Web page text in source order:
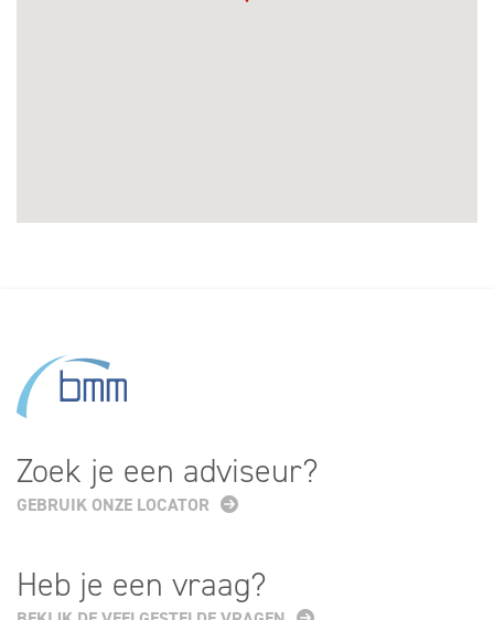
Zoek je een adviseur?
GEBRUIK ONZE LOCATOR
Heb je een vraag?